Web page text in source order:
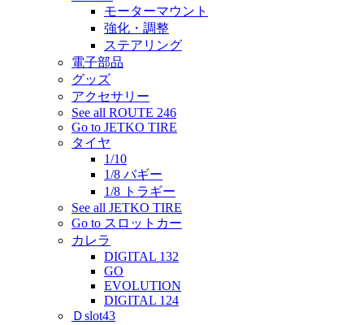
モーターマウント
強化・調整
ステアリング
電子部品
グッズ
アクセサリー
See all ROUTE 246
Go to JETKO TIRE
タイヤ
1/10
1/8 バギー
1/8 トラギー
See all JETKO TIRE
Go to スロットカー
カレラ
DIGITAL 132
GO
EVOLUTION
DIGITAL 124
Ｄslot43